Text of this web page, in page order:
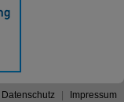
Datenschutz Impressum